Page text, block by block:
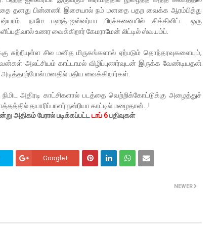
தனது பின்னணி இசையால் நம் மனதை பதற வைக்க ஆரம்பித்து
ஷ்யாம். நாமே பஹத்-ஐஸ்வர்யா பிரச்சனையில் சிக்கிவிட்ட ஒரு
உணர வைக்கிறார் கேமராமேன் லிட்டில் ஸ்வயம்ப்.
சுற்றியுள்ள சில மனித மிருகங்களால் ஏற்படும் தொந்தரவுகளையும்,
அலட்சியம் காட்டாமல் விழிப்புணர்வுடன் இருக்க வேண்டியதன்
மனதில் பதிய வைக்கிறார்கள்.
அதிரடி காட்சிகளால் படத்தை வெற்றிக்கோட்டுக்கு அழைத்துச்
தயாரிப்பாளர் நஸ்ரியா காட்டில் மழைதான்...!
அதிகம் பேரால் படிக்கப்பட்ட டாப் 6பதிவுகள்
Google+
NEWER